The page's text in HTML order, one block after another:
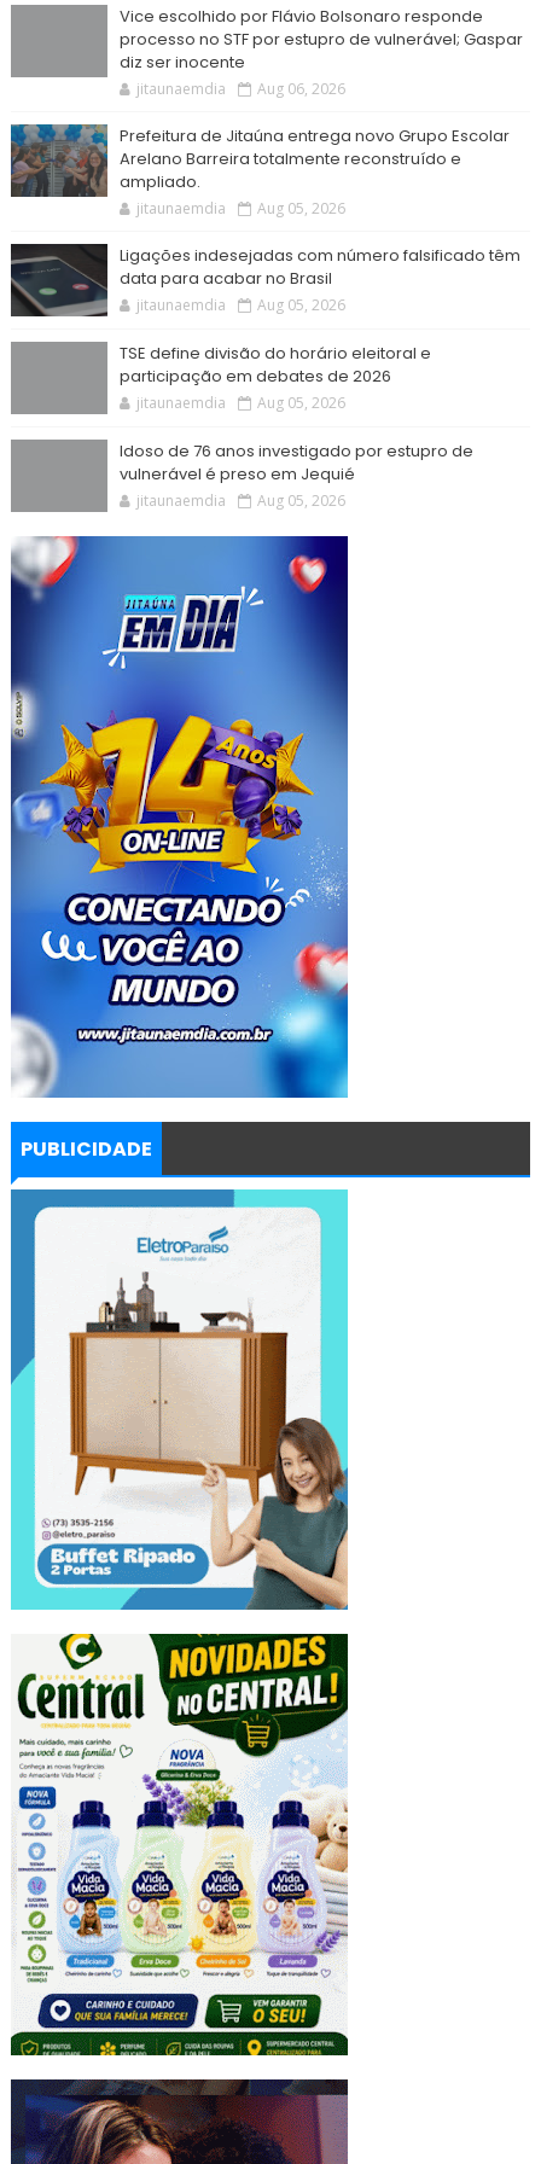
Vice escolhido por Flávio Bolsonaro responde
processo no STF por estupro de vulnerável; Gaspar
diz ser inocente
jitaunaemdia Aug 06, 2026
Prefeitura de Jitaúna entrega novo Grupo Escolar
Arelano Barreira totalmente reconstruído e
ampliado.
jitaunaemdia Aug 05, 2026
Ligações indesejadas com número falsificado têm
data para acabar no Brasil
jitaunaemdia Aug 05, 2026
TSE define divisão do horário eleitoral e
participação em debates de 2026
jitaunaemdia Aug 05, 2026
Idoso de 76 anos investigado por estupro de
vulnerável é preso em Jequié
jitaunaemdia Aug 05, 2026
PUBLICIDADE